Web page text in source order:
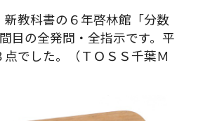
新教科書の６年啓林館「分数
目の全発問・全指示です。平
でした。（ＴＯＳＳ千葉Ｍ